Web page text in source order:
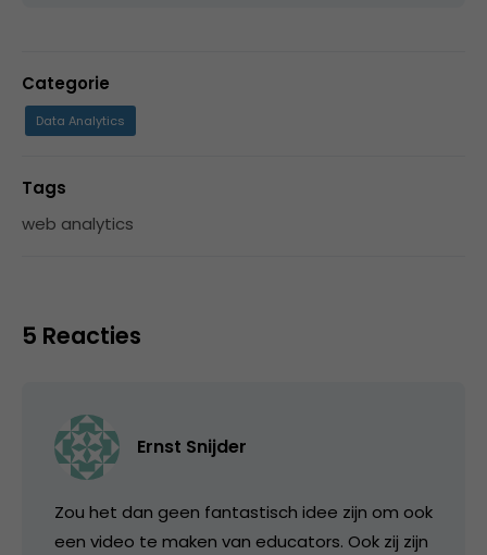
Categorie
Data Analytics
Tags
web analytics
5 Reacties
Ernst Snijder
Zou het dan geen fantastisch idee zijn om ook
een video te maken van educators. Ook zij zijn